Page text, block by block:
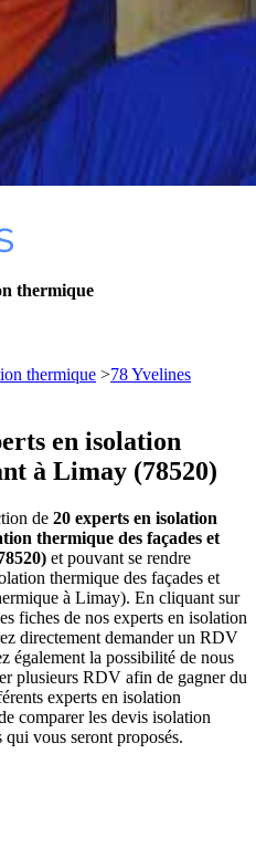
thermique
thermique >78 Yvelines
en isolation
à Limay (78520)
de 20 experts en isolation
thermique des façades et
et pouvant se rendre
thermique des façades et
à Limay). En cliquant sur
fiches de nos experts en isolation
directement demander un RDV
également la possibilité de nous
plusieurs RDV afin de gagner du
experts en isolation
comparer les devis isolation
qui vous seront proposés.